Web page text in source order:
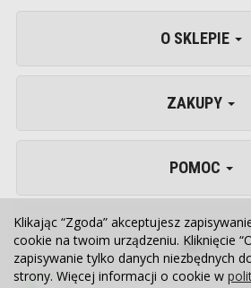
O SKLEPIE
ZAKUPY
POMOC
VET
Klikając “Zgoda” akceptujesz
cookie na twoim urządzeniu. Kliknięcie
zapisywanie tylko danych niezbędnych
strony. Więcej informacji o cookie w